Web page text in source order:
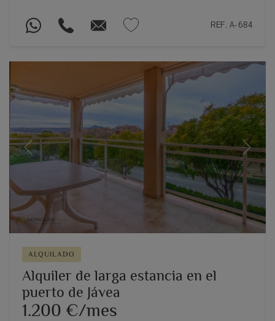
REF. A-684
Previous Next
ALQUILADO
Alquiler de larga estancia en el
puerto de Jávea
1.200 €/mes